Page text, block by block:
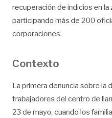
recuperación de indicios en la
participando más de 200
corporaciones.
Contexto
La primera denuncia sobre la
trabajadores del centro de
23 de mayo, cuando los